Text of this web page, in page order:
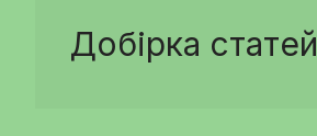
Добірка статей